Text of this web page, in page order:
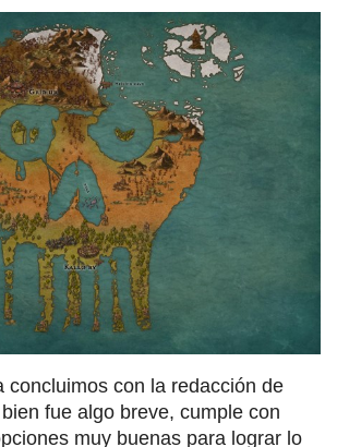
concluimos con la redacción de
fue algo breve, cumple con
muy buenas para lograr lo